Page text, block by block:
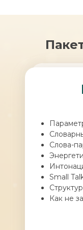
Слова-
Small
Как не